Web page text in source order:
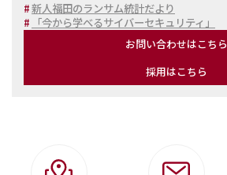
#新人福田のランサム統計だより
#
「今から学べるサイバーセキュリティ」
お問い合わせはこちら
採用はこちら